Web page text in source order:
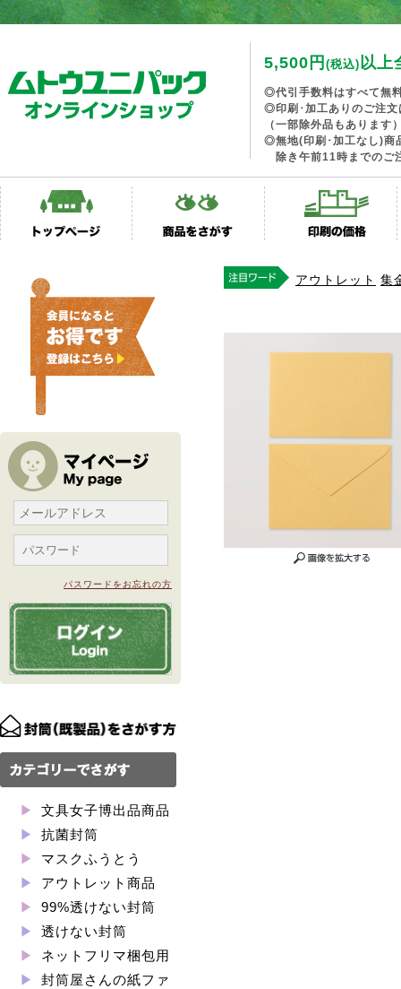
5,500円 (税込)以上
◎代引手数料はすべて無
◎印刷･加工ありのご注文
（一部除外品もあります
◎無地(印刷･加工なし)商
除き午前11時までのご
パスワードをお忘れの方
文具女子博出品商品
抗菌封筒
マスクふうとう
アウトレット商品
99%透けない封筒
透けない封筒
ネットフリマ梱包用
封筒屋さんの紙ファ
アウトレット 集